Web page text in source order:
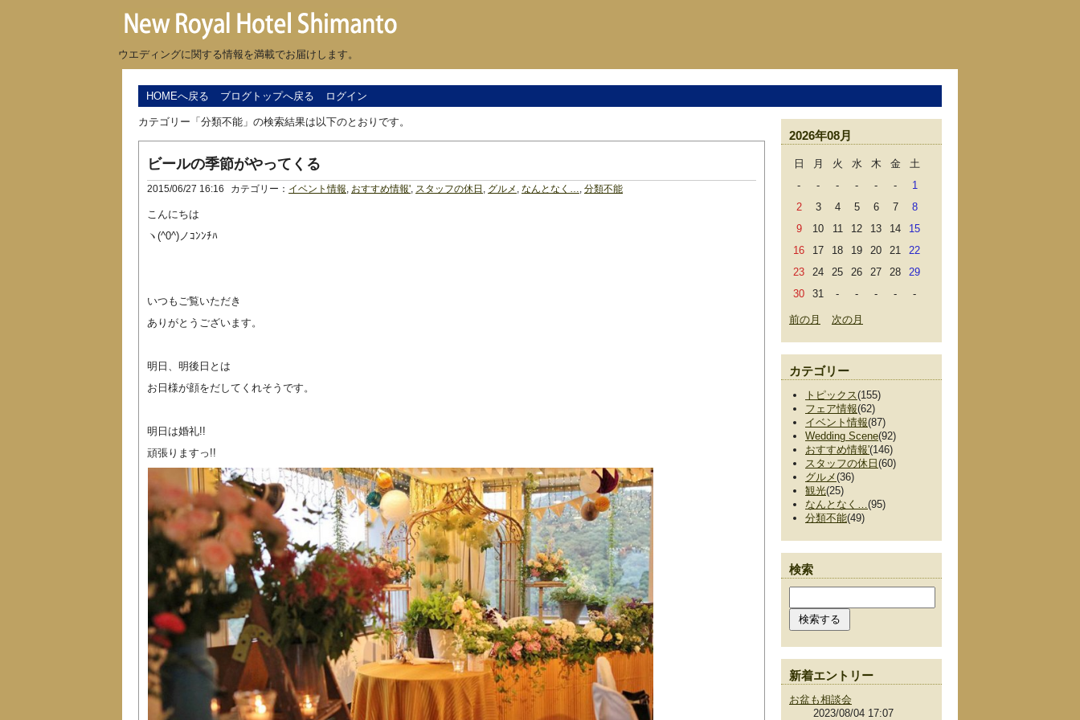
ウエディングに関する情報を満載でお届けします。
HOMEへ戻る ブログトップへ戻る ログイン
カテゴリー「分類不能」の検索結果は以下のとおりです。
ビールの季節がやってくる
2015/06/27 16:16 カテゴリー： イベント情報 おすすめ情報' スタッフの休日 グルメ なんとなく… 分類不能
こんにちは
ヽ(^0^)ノｺﾝﾝﾁﾊ
いつもご覧いただき
ありがとうございます。
明日、明後日とは
お日様が顔をだしてくれそうです。
明日は婚礼!!
頑張りますっ!!
2026年08月
日 月 火 水 木 金
土
-
- - - - -
1
2
3 4 5 6 7
8
9
10 11 12 13 14
15
16
17 18 19 20 21
22
23
24 25 26 27 28
29
30
31 - - - - -
前の月 次の月
カテゴリー
トピックス(155)
フェア情報(62)
イベント情報(87)
Wedding Scene(92)
おすすめ情報'(146)
スタッフの休日 (60)
グルメ(36)
観光(25)
なんとなく…(95)
分類不能(49)
検索
新着エントリー
お盆も相談会
2023/08/04 17:07